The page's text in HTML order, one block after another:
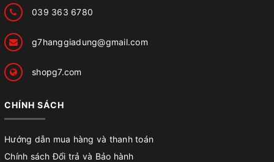
039 363 6780
g7hanggiadung@gmail.com
shopg7.com
CHÍNH SÁCH
Hướng dẫn mua hàng và thanh toán
Chính sách Đổi trả và Bảo hành